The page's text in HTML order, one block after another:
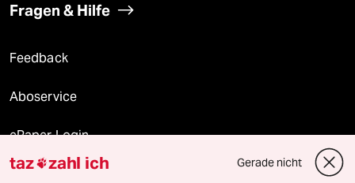
Fragen & Hilfe
Feedback
Aboservice
ePaper Login
Downloads für Abonnierende
taz zahl ich Gerade nicht